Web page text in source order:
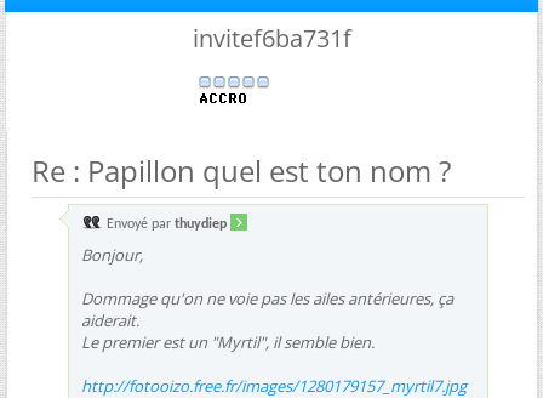
invitef6ba731f
Re : Papillon quel est ton nom ?
Envoyé par thuydiep
Bonjour,
Dommage qu'on ne voie pas les ailes antérieures, ça
aiderait.
Le premier est un "Myrtil", il semble bien.
http://fotooizo.free.fr/images/1280179157_myrtil7.jpg